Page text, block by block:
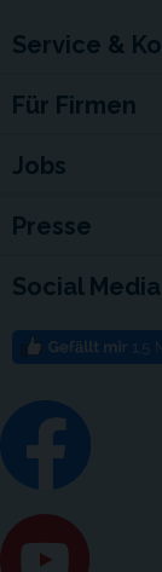
Service &
Für Firmen
Jobs
Presse
Social Media